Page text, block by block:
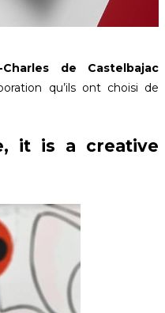
Charles de Castelbajac
qu’ils ont choisi de
it is a creative